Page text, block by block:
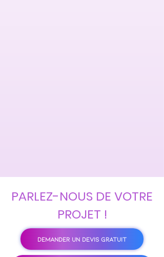
PARLEZ-NOUS DE VOTRE
PROJET !
DEMANDER UN DEVIS GRATUIT